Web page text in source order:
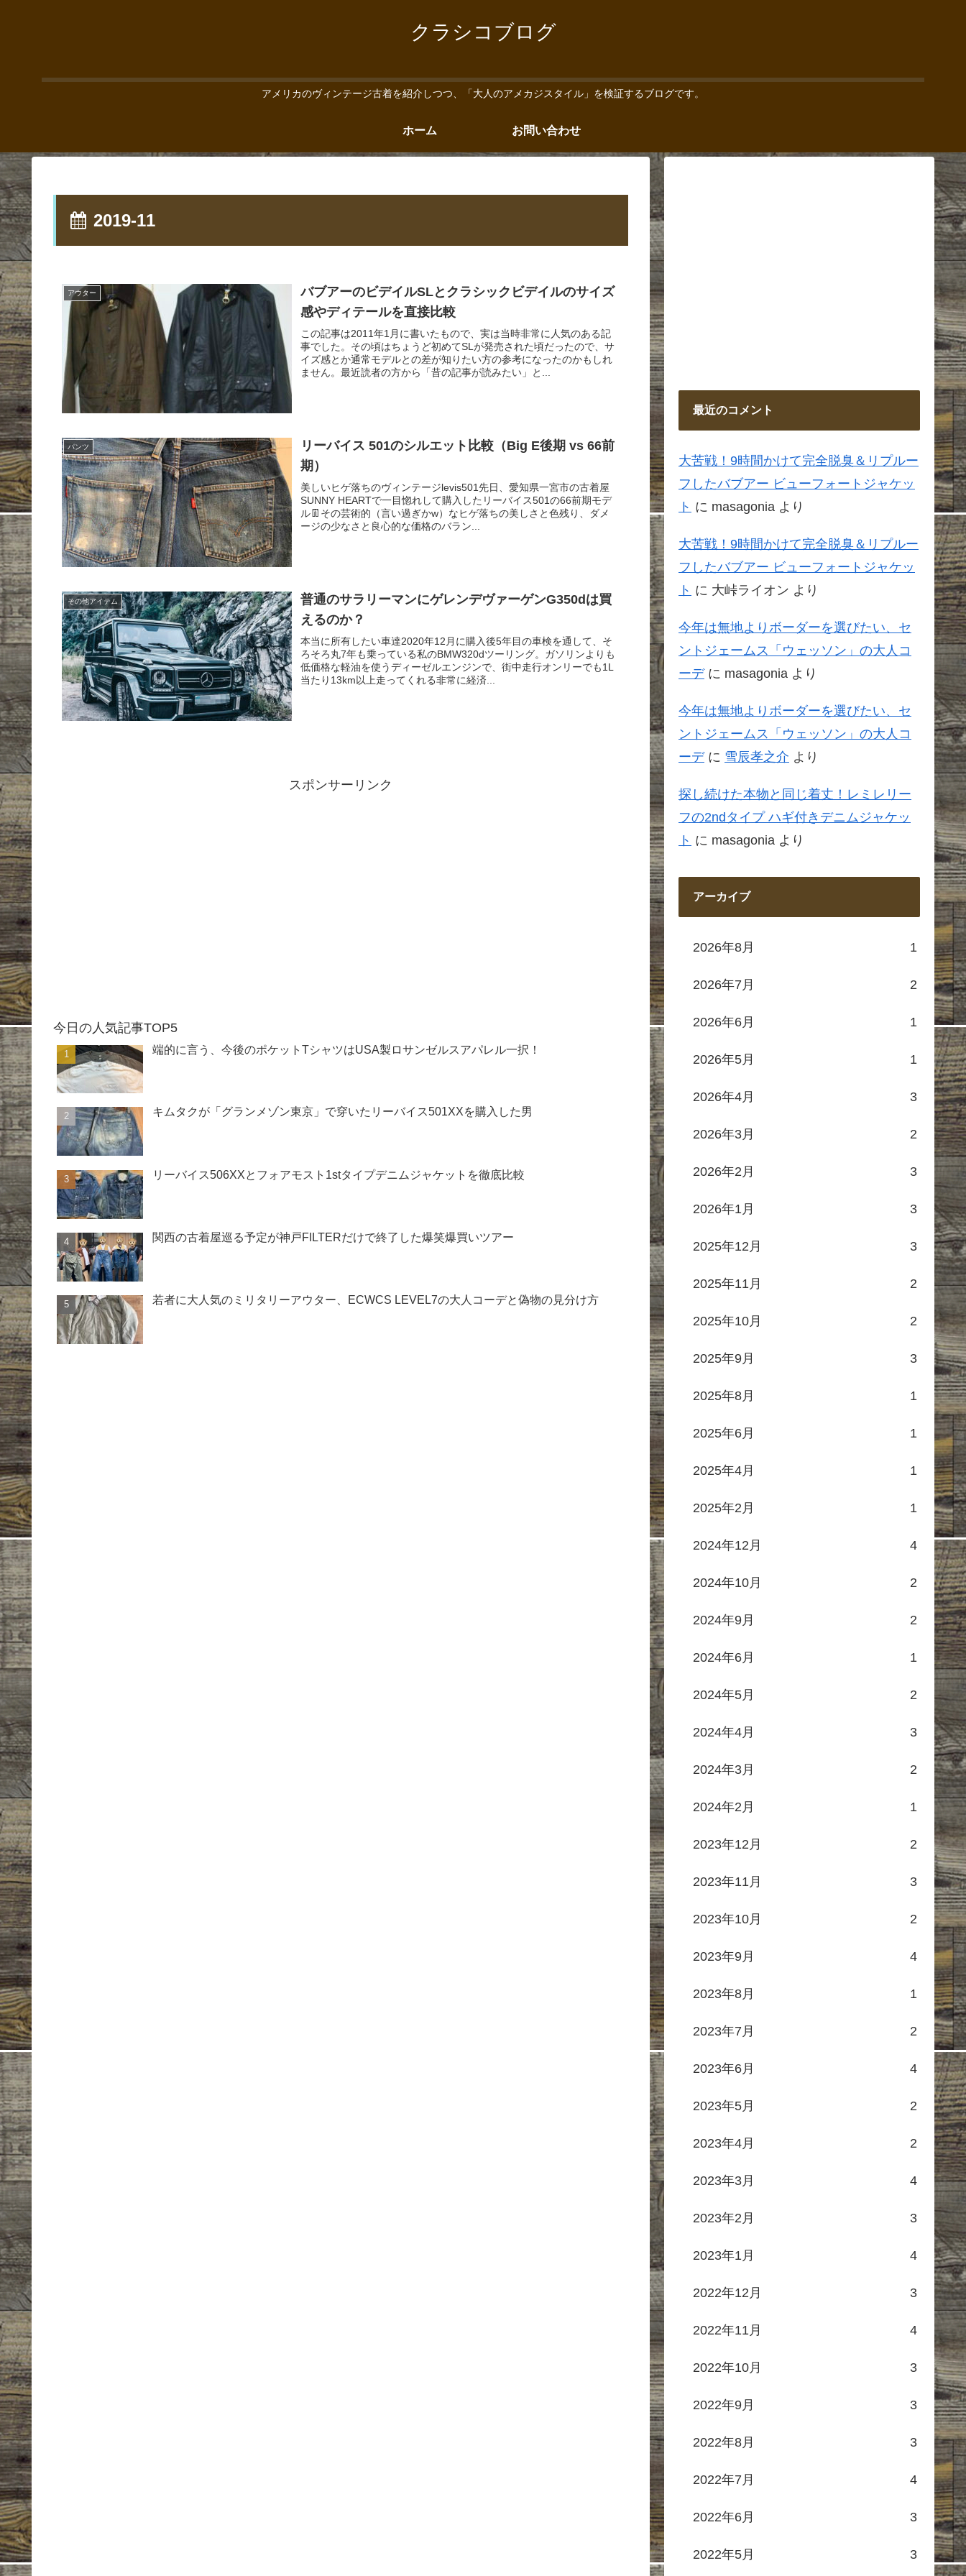
クラシコブログ
アメリカのヴィンテージ古着を紹介しつつ、「大人のアメカジスタイル」を検証するブログです。
ホーム お問い合わせ
2019-11
アウター
バブアーのビデイルSLとクラシックビデイルのサイズ
感やディテールを直接比較
この記事は2011年1月に書いたもので、実は当時非常に人気のある記
事でした。その頃はちょうど初めてSLが発売された頃だったので、サ
イズ感とか通常モデルとの差が知りたい方の参考になったのかもしれ
ません。最近読者の方から「昔の記事が読みたい」と...
パンツ
リーバイス 501のシルエット比較（Big E後期 vs 66前
期）
美しいヒゲ落ちのヴィンテージlevis501先日、愛知県一宮市の古着屋
SUNNY HEARTで一目惚れして購入したリーバイス501の66前期モデ
ル👖その芸術的（言い過ぎかw）なヒゲ落ちの美しさと色残り、ダメ
ージの少なさと良心的な価格のバラン...
その他アイテム
普通のサラリーマンにゲレンデヴァーゲンG350dは買
えるのか？
本当に所有したい車達2020年12月に購入後5年目の車検を通して、そ
ろそろ丸7年も乗っている私のBMW320dツーリング。ガソリンよりも
低価格な軽油を使うディーゼルエンジンで、街中走行オンリーでも1L
当たり13km以上走ってくれる非常に経済...
スポンサーリンク
今日の人気記事TOP5
端的に言う、今後のポケットTシャツはUSA製ロサンゼルスアパレル一択！
キムタクが「グランメゾン東京」で穿いたリーバイス501XXを購入した男
リーバイス506XXとフォアモスト1stタイプデニムジャケットを徹底比較
関西の古着屋巡る予定が神戸FILTERだけで終了した爆笑爆買いツアー
若者に大人気のミリタリーアウター、ECWCS LEVEL7の大人コーデと偽物の見分け方
最近のコメント
大苦戦！9時間かけて完全脱臭＆リプルー
フしたバブアー ビューフォートジャケッ
ト に masagonia より
大苦戦！9時間かけて完全脱臭＆リプルー
フしたバブアー ビューフォートジャケッ
ト に 大峠ライオン より
今年は無地よりボーダーを選びたい、セ
ントジェームス「ウェッソン」の大人コ
ーデに masagonia より
今年は無地よりボーダーを選びたい、セ
ントジェームス「ウェッソン」の大人コ
ーデに 雪辰孝之介 より
探し続けた本物と同じ着丈！レミレリー
フの2ndタイプ ハギ付きデニムジャケッ
ト に masagonia より
アーカイブ
2026年8月 1
2026年7月 2
2026年6月 1
2026年5月 1
2026年4月 3
2026年3月 2
2026年2月 3
2026年1月 3
2025年12月 3
2025年11月 2
2025年10月 2
2025年9月 3
2025年8月 1
2025年6月 1
2025年4月 1
2025年2月 1
2024年12月 4
2024年10月 2
2024年9月 2
2024年6月 1
2024年5月 2
2024年4月 3
2024年3月 2
2024年2月 1
2023年12月 2
2023年11月 3
2023年10月 2
2023年9月 4
2023年8月 1
2023年7月 2
2023年6月 4
2023年5月 2
2023年4月 2
2023年3月 4
2023年2月 3
2023年1月 4
2022年12月 3
2022年11月 4
2022年10月 3
2022年9月 3
2022年8月 3
2022年7月 4
2022年6月 3
2022年5月 3